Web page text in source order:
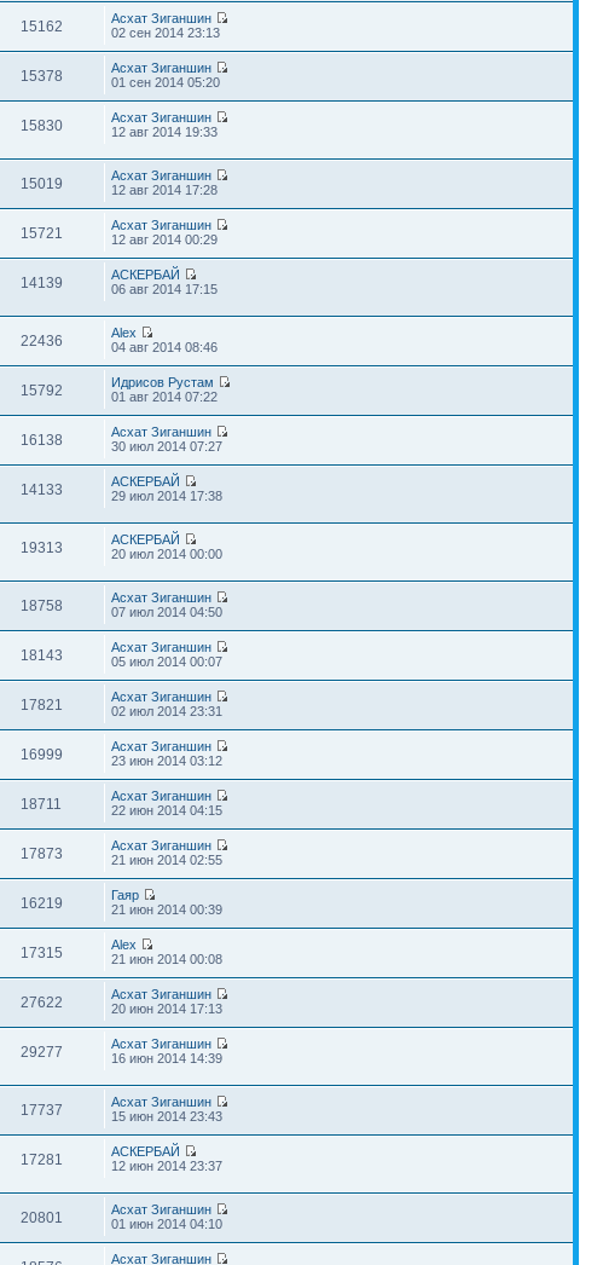
15162
Асхат Зиганшин
02 сен 2014 23:13
15378
Асхат Зиганшин
01 сен 2014 05:20
15830
Асхат Зиганшин
12 авг 2014 19:33
15019
Асхат Зиганшин
12 авг 2014 17:28
15721
Асхат Зиганшин
12 авг 2014 00:29
14139
АСКЕРБАЙ
06 авг 2014 17:15
22436
Alex
04 авг 2014 08:46
15792
Идрисов Рустам
01 авг 2014 07:22
16138
Асхат Зиганшин
30 июл 2014 07:27
14133
АСКЕРБАЙ
29 июл 2014 17:38
19313
АСКЕРБАЙ
20 июл 2014 00:00
18758
Асхат Зиганшин
07 июл 2014 04:50
18143
Асхат Зиганшин
05 июл 2014 00:07
17821
Асхат Зиганшин
02 июл 2014 23:31
16999
Асхат Зиганшин
23 июн 2014 03:12
18711
Асхат Зиганшин
22 июн 2014 04:15
17873
Асхат Зиганшин
21 июн 2014 02:55
16219
Гаяр
21 июн 2014 00:39
17315
Alex
21 июн 2014 00:08
27622
Асхат Зиганшин
20 июн 2014 17:13
29277
Асхат Зиганшин
16 июн 2014 14:39
17737
Асхат Зиганшин
15 июн 2014 23:43
17281
АСКЕРБАЙ
12 июн 2014 23:37
20801
Асхат Зиганшин
01 июн 2014 04:10
Асхат Зиганшин